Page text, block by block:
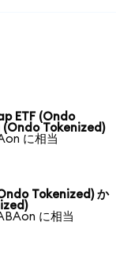
ETF (Ondo
Tokenized)
に相当
Tokenized) か
に相当